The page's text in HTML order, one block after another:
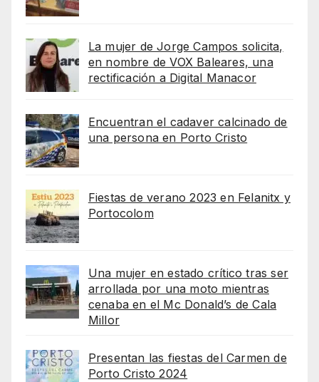
La mujer de Jorge Campos solicita,
en nombre de VOX Baleares, una
rectificación a Digital Manacor
Encuentran el cadaver calcinado de
una persona en Porto Cristo
Fiestas de verano 2023 en Felanitx y
Portocolom
Una mujer en estado crítico tras ser
arrollada por una moto mientras
cenaba en el Mc Donald’s de Cala
Millor
Presentan las fiestas del Carmen de
Porto Cristo 2024